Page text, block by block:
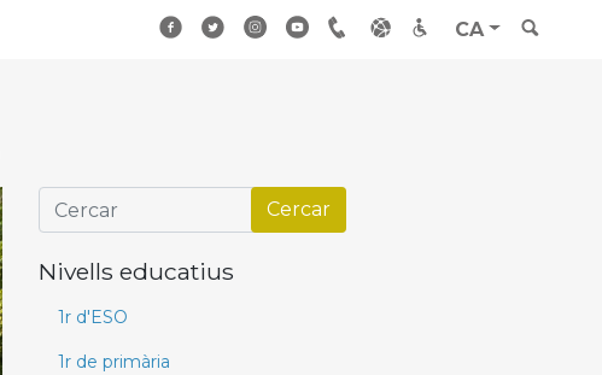
CA
Nivells educatius
1r d'ESO
1r de primària